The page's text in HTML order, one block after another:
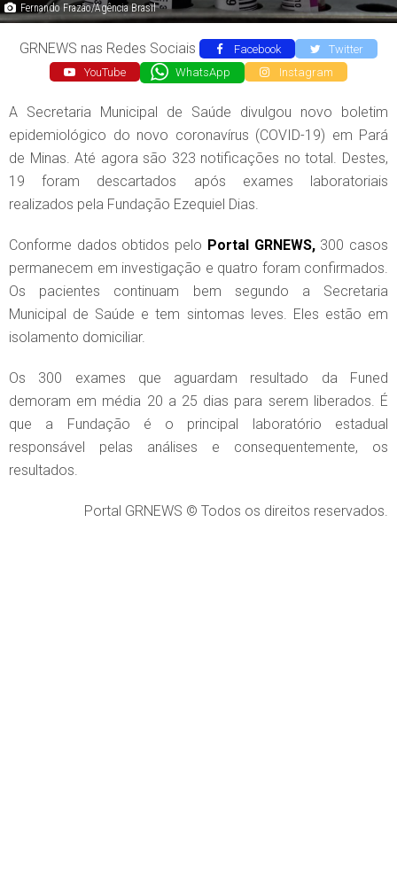
Fernando Frazão/Agência Brasil
GRNEWS nas Redes Sociais Facebook
Twitter
YouTube
WhatsApp Instagram
A Secretaria Municipal de Saúde divulgou novo boletim
epidemiológico do novo coronavírus (COVID-19) em Pará
de Minas. Até agora são 323 notificações no total. Destes,
19 foram descartados após exames laboratoriais
realizados pela Fundação Ezequiel Dias.
Conforme dados obtidos pelo Portal GRNEWS,300 casos
permanecem em investigação e quatro foram confirmados.
Os pacientes continuam bem segundo a Secretaria
Municipal de Saúde e tem sintomas leves. Eles estão em
isolamento domiciliar.
Os 300 exames que aguardam resultado da Funed
demoram em média 20 a 25 dias para serem liberados. É
que a Fundação é o principal laboratório estadual
responsável pelas análises e consequentemente, os
resultados.
Portal GRNEWS © Todos os direitos reservados.